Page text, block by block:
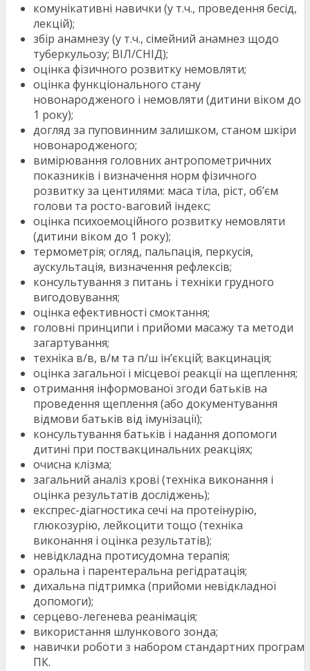
комунікативні навички (у т.ч., проведення бесід,
лекцій);
збір анамнезу (у т.ч., сімейний анамнез щодо
туберкульозу; ВІЛ/СНІД);
оцінка фізичного розвитку немовляти;
оцінка функціонального стану
новонародженого і немовляти (дитини віком до
1 року);
догляд за пуповинним залишком, станом шкіри
новонародженого;
вимірювання головних антропометричних
показників і визначення норм фізичного
розвитку за центилями: маса тіла, ріст, об’єм
голови та росто-ваговий індекс;
оцінка психоемоційного розвитку немовляти
(дитини віком до 1 року);
термометрія; огляд, пальпація, перкусія,
аускультація, визначення рефлексів;
консультування з питань і техніки грудного
вигодовування;
оцінка ефективності смоктання;
головні принципи і прийоми масажу та методи
загартування;
техніка в/в, в/м та п/ш ін’єкцій; вакцинація;
оцінка загальної і місцевої реакції на щеплення;
отримання інформованої згоди батьків на
проведення щеплення (або документування
відмови батьків від імунізації);
консультування батьків і надання допомоги
дитині при поствакцинальних реакціях;
очисна клізма;
загальний аналіз крові (техніка виконання і
оцінка результатів досліджень);
експрес-діагностика сечі на протеінурію,
глюкозурію, лейкоцити тощо (техніка
виконання і оцінка результатів);
невідкладна протисудомна терапія;
оральна і парентеральна регідратація;
дихальна підтримка (прийоми невідкладної
допомоги);
серцево-легенева реанімація;
використання шлункового зонда;
навички роботи з набором стандартних програм
ПК.